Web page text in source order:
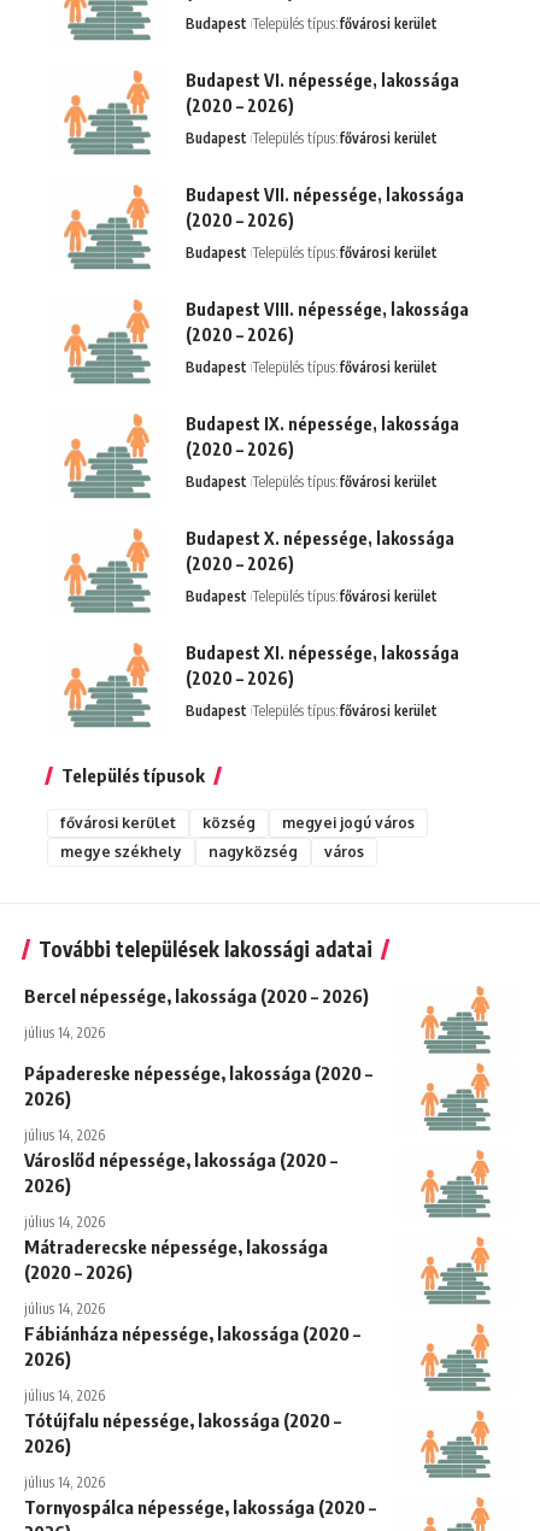
Budapest Település típus:fővárosi kerület
Budapest VI. népessége, lakossága
(2020 – 2026)
Budapest Település típus:fővárosi kerület
Budapest VII. népessége, lakossága
(2020 – 2026)
Budapest Település típus:fővárosi kerület
Budapest VIII. népessége, lakossága
(2020 – 2026)
Budapest Település típus:fővárosi kerület
Budapest IX. népessége, lakossága
(2020 – 2026)
Budapest Település típus:fővárosi kerület
Budapest X. népessége, lakossága
(2020 – 2026)
Budapest Település típus:fővárosi kerület
Budapest XI. népessége, lakossága
(2020 – 2026)
Budapest Település típus:fővárosi kerület
Település típusok
fővárosi kerület község
megyei jogú város
megye székhely
nagyközség város
További települések lakossági adatai
Bercel népessége, lakossága (2020 – 2026)
július 14, 2026
Pápadereske népessége, lakossága (2020 –
2026)
július 14, 2026
Városlőd népessége, lakossága (2020 –
2026)
július 14, 2026
Mátraderecske népessége, lakossága
(2020 – 2026)
július 14, 2026
Fábiánháza népessége, lakossága (2020 –
2026)
július 14, 2026
Tótújfalu népessége, lakossága (2020 –
2026)
július 14, 2026
Tornyospálca népessége, lakossága (2020 –